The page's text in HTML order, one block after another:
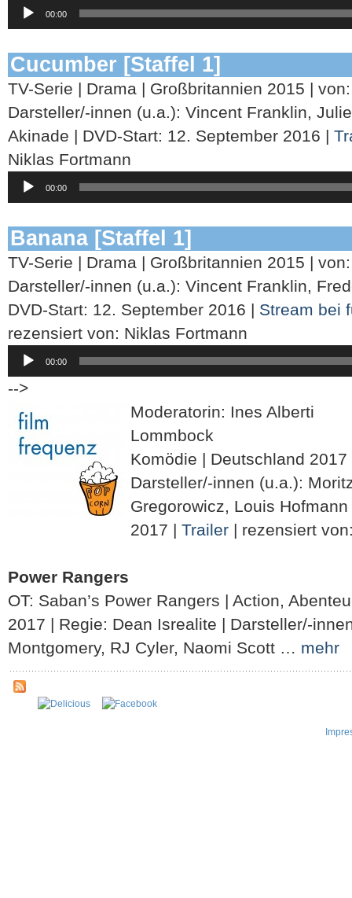
Player
00:00
Cucumber [Staffel 1]
TV-Serie | Drama | Großbritannien 2015 |
Darsteller/-innen (u.a.): Vincent Franklin,
Akinade | DVD-Start: 12. September 2016 |
Niklas Fortmann
Player
00:00
Banana [Staffel 1]
TV-Serie | Drama | Großbritannien 2015 |
Darsteller/-innen (u.a.): Vincent Franklin,
DVD-Start: 12. September 2016 | Stream bei
rezensiert von: Niklas Fortmann
Player
00:00
-->
Moderatorin: Ines Alberti
Lommbock
Komödie | Deutschland
Darsteller/-innen (u.a.):
Gregorowicz, Louis
2017 | Trailer | rezensiert
Power Rangers
OT: Saban’s Power Rangers | Action,
2017 | Regie: Dean Isrealite | Darsteller/-
Montgomery, RJ Cyler, Naomi Scott … mehr